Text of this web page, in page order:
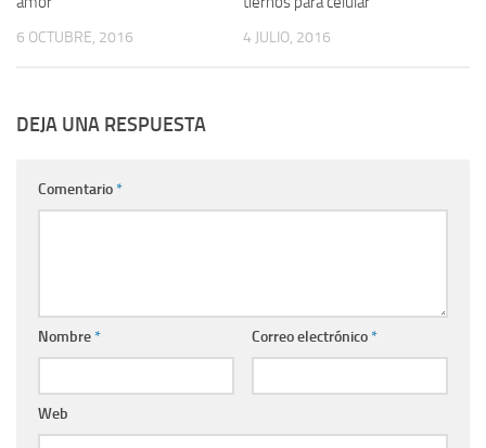
6 OCTUBRE, 2016 4 JULIO, 2016
DEJA UNA RESPUESTA
Comentario*
Nombre* Correo electrónico*
Web